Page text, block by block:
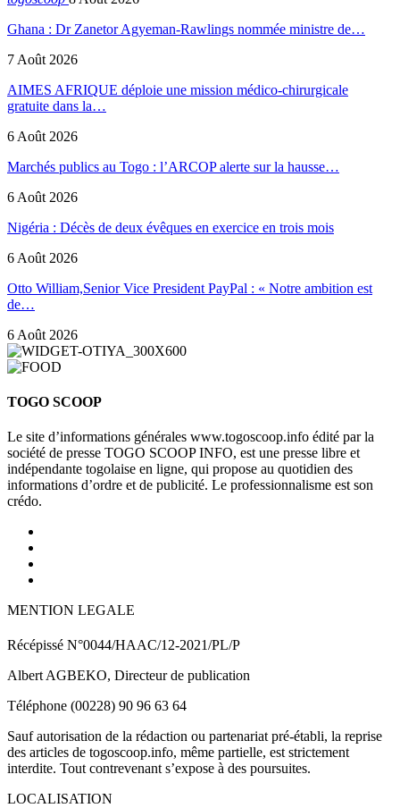
Ghana : Dr Zanetor Agyeman-Rawlings nommée ministre de…
7 Août 2026
AIMES AFRIQUE déploie une mission médico-chirurgicale
gratuite dans la…
6 Août 2026
Marchés publics au Togo : l’ARCOP alerte sur la hausse…
6 Août 2026
Nigéria : Décès de deux évêques en exercice en trois mois
6 Août 2026
Otto William,Senior Vice President PayPal : « Notre ambition est
de…
6 Août 2026
TOGO SCOOP
Le site d’informations générales www.togoscoop.info édité par la
société de presse TOGO SCOOP INFO, est une presse libre et
indépendante togolaise en ligne, qui propose au quotidien des
informations d’ordre et de publicité. Le professionnalisme est son
crédo.
MENTION LEGALE
Récépissé N°0044/HAAC/12-2021/PL/P
Albert AGBEKO, Directeur de publication
Téléphone (00228) 90 96 63 64
Sauf autorisation de la rédaction ou partenariat pré-établi, la reprise
des articles de togoscoop.info, même partielle, est strictement
interdite. Tout contrevenant s’expose à des poursuites.
LOCALISATION